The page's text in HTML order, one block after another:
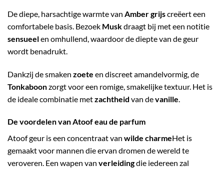
De diepe, harsachtige warmte van Ambergrijscreëert een
comfortabele basis. Bezoek Muskdraagt bij met een notitie
sensueelen omhullend, waardoor de diepte van de geur
wordt benadrukt.
Dankzij de smaken zoete en discreet amandelvormig, de
Tonkaboonzorgt voor een romige, smakelijke textuur. Het is
de ideale combinatie metzachtheid van devanille
De voordelen van Atoof eau de parfum
Atoof geur is een concentraat van wilde charmeHet is
gemaakt voor mannen die ervan dromen de wereld te
veroveren. Een wapen van verleidingdie iedereen zal